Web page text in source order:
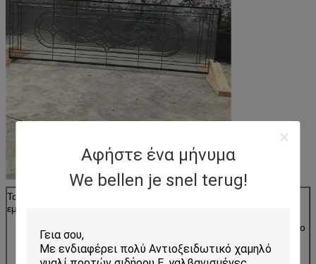
Αφήστε ένα μήνυμα
We bellen je snel terug!
Το cWho είναι
εμείς
η ανταγωνιστικότερη τιμή, και καλή υπηρεσία για το
διακοσμητικούς γυαλί και τον καθρέφτη;
Ναι, είμαστε η σωστή επιλογή σας.